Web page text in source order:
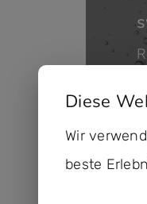
Diese
Wir
beste